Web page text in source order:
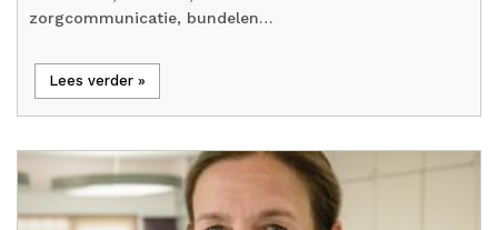
zorgcommunicatie, bundelen…
Lees verder »